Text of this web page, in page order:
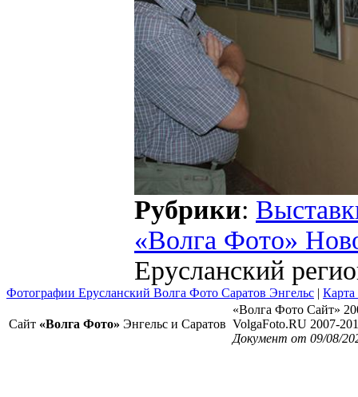
Рубрики:
«Волга Фото»
Ерусланский
Фотографии Ерусланский Волга Фото Саратов Энгельс | Карта
Сайт «Волга Фото» Энгельс и Саратов
«Волга Фото Сайт»
VolgaFoto.RU 2007-
Документ от 09/08/